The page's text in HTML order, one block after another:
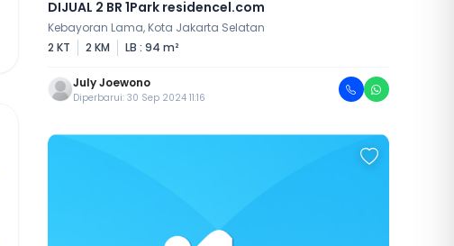
DIJUAL 2 BR 1Park residencel.com
Kebayoran Lama, Kota Jakarta Selatan
2 KT
2 KM LB : 94 m²
July Joewono
Diperbarui: 30 Sep 2024 11:16